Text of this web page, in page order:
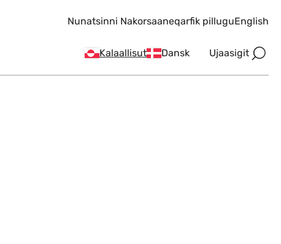
Kalaallisut Dansk Ujaasigit
Nunatsinni Nakorsaaneqarfik pilluguEnglish